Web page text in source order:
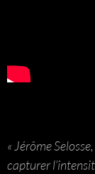
« Jérôme
capturer